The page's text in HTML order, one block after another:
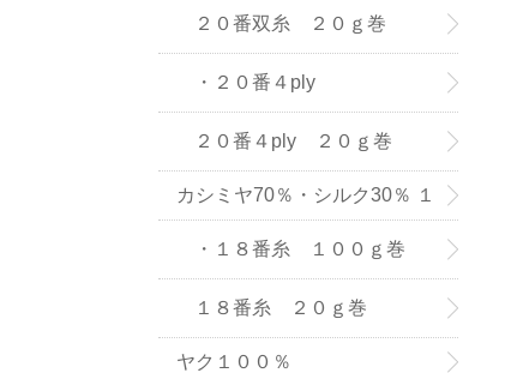
２０番双糸 ２０ｇ巻
・２０番４ply
２０番４ply ２０ｇ巻
カシミヤ70％・シルク30％ １
８番糸
・１８番糸 １００ｇ巻
１８番糸 ２０ｇ巻
ヤク１００％